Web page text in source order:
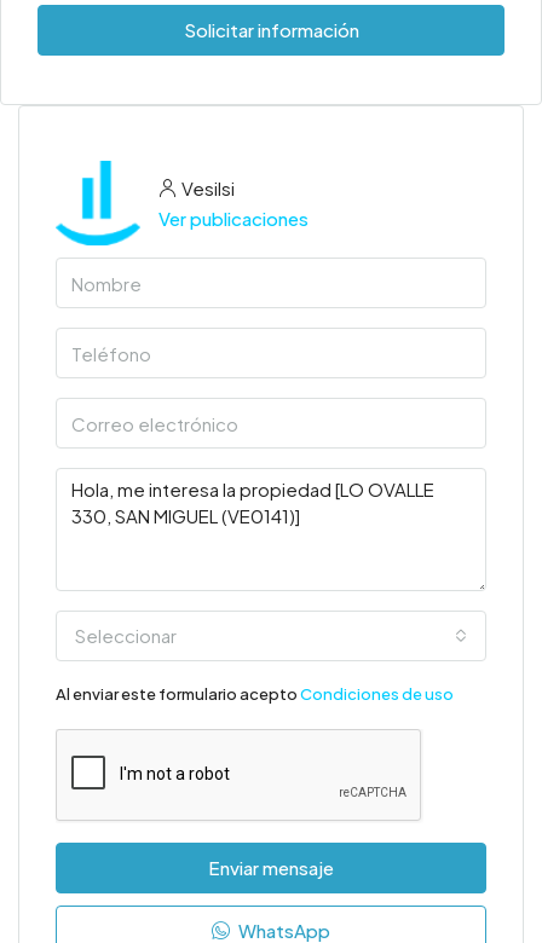
Solicitar información
Vesilsi
Ver publicaciones
Seleccionar
Al enviar este formulario aceptoCondiciones de uso
Enviar mensaje
WhatsApp